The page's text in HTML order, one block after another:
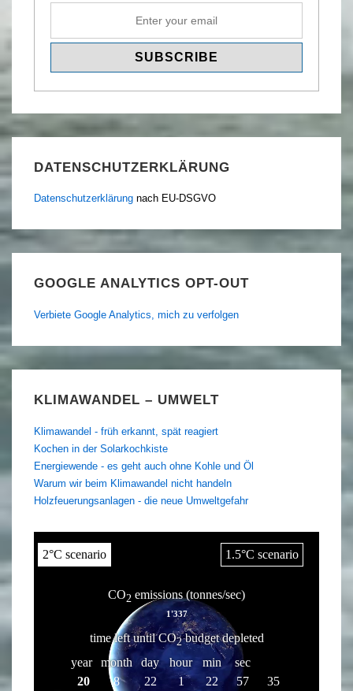
DATENSCHUTZERKLÄRUNG
Datenschutzerklärung nach EU-DSGVO
GOOGLE ANALYTICS OPT-OUT
Verbiete Google Analytics, mich zu verfolgen
KLIMAWANDEL – UMWELT
Klimawandel - früh erkannt, spät reagiert
Kochen in der Solarkochkiste
Energiewende - es geht auch ohne Kohle und Öl
Warum wir beim Klimawandel nicht handeln
Holzfeuerungsanlagen - die neue Umweltgefahr